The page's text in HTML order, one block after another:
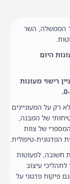
יביא לאישור הממשלה, השר
היום
רישוי מעונות
רק על המעוניינים
של המבנה,
של צוות
טיפולית.
חשובה, לפעוטות
לתהליכי עיצוב
פיקוח פדגוגי על